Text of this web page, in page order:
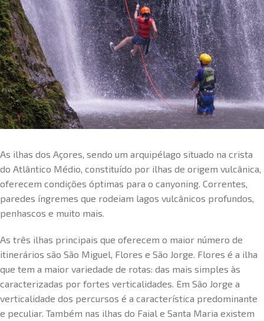
As ilhas dos Açores, sendo um arquipélago situado na crista
do Atlântico Médio, constituído por ilhas de origem vulcânica,
oferecem condições óptimas para o canyoning. Correntes,
paredes íngremes que rodeiam lagos vulcânicos profundos,
penhascos e muito mais.
As três ilhas principais que oferecem o maior número de
itinerários são São Miguel, Flores e São Jorge. Flores é a ilha
que tem a maior variedade de rotas: das mais simples às
caracterizadas por fortes verticalidades. Em São Jorge a
verticalidade dos percursos é a característica predominante
e peculiar. Também nas ilhas do Faial e Santa Maria existem